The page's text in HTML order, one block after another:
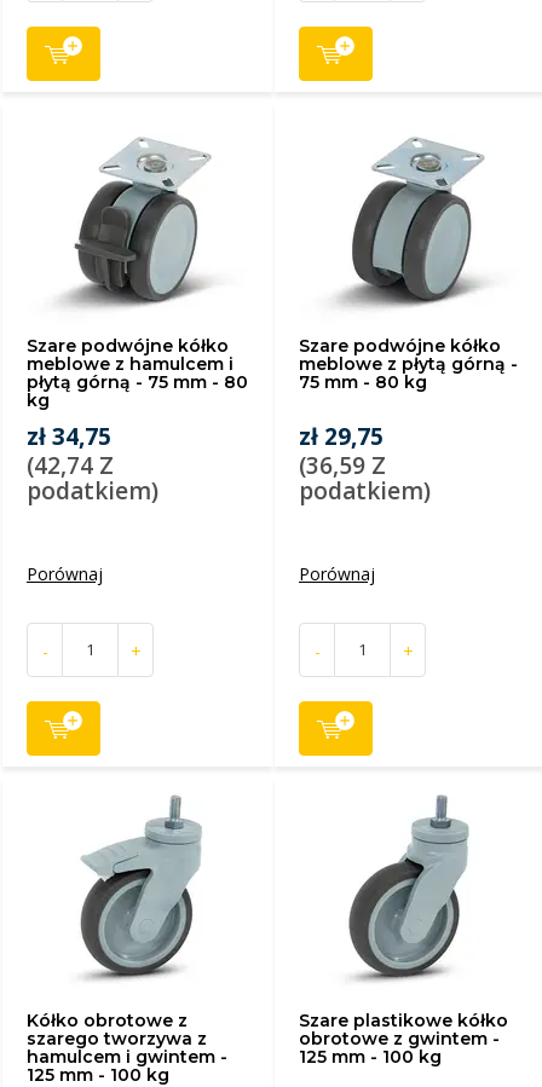
Szare podwójne kółko
meblowe z hamulcem i
płytą górną - 75 mm - 80
kg
zł 34,75
(42,74 Z
podatkiem)
Porównaj
- +
Szare podwójne kółko
meblowe z płytą górną -
75 mm - 80 kg
zł 29,75
(36,59 Z
podatkiem)
Porównaj
- +
Kółko obrotowe z
szarego tworzywa z
hamulcem i gwintem -
125 mm - 100 kg
Szare plastikowe kółko
obrotowe z gwintem -
125 mm - 100 kg